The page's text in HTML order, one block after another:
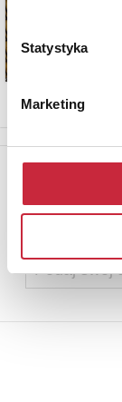
Statystyka
Marketing